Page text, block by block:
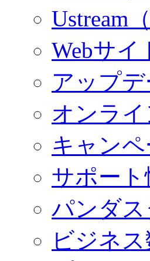
Ustream
Webサイ
アップ
オンラ
キャン
サポート
パンダ
ビジネ